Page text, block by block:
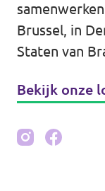
Contact
Vacatures
Brussel, in
Staten van
Bekijk onze